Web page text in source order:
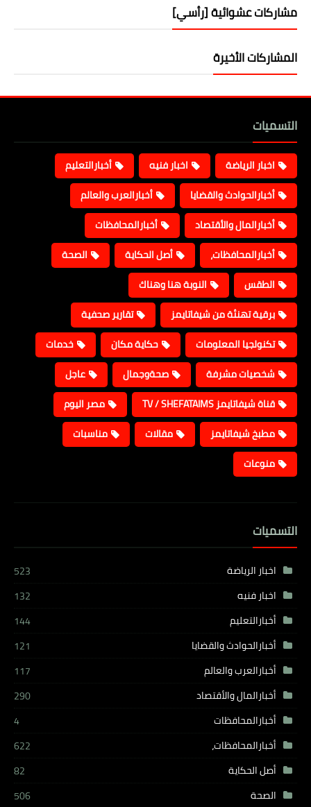
مشاركات عشوائية [رأسي]
المشاركات الأخيرة
التسميات
اخبار الرياضة اخبار فنيه
أخبارالتعليم
أخبارالحوادث والقضايا
أخبارالعرب والعالم
أخبارالمال والأقتصاد
أخبارالمحافظات
أخبارالمحافظات،
أصل الحكاية
الصحة
الطقس
النوبة هنا وهناك
برقية تهنئة من شيفاتايمز
تقارير صحفية
تكنولجيا المعلومات
حكاية مكان
خدمات
شخصيات مشرفة
صحةوجمال
عاجل
قناة شيفاتايمز TV / SHEFATAIMS
مصر اليوم
مطبخ شيفاتايمز
مقالات
مناسبات
منوعات
التسميات
اخبار الرياضة
523
اخبار فنيه
132
أخبارالتعليم
144
أخبارالحوادث والقضايا
121
أخبارالعرب والعالم
117
أخبارالمال والأقتصاد
290
أخبارالمحافظات
4
أخبارالمحافظات،
622
أصل الحكاية
82
الصحة
506